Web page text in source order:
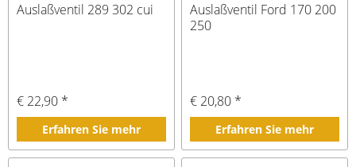
Auslaßventil 289 302 cui
€ 22,90 *
Erfahren Sie mehr
Auslaßventil Ford 170 200
250
€ 20,80 *
Erfahren Sie mehr